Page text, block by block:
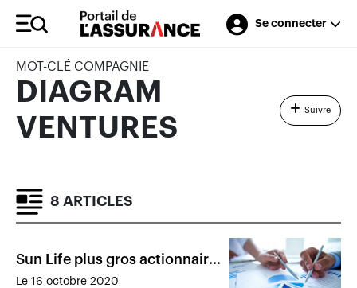
Se connecter
MOT-CLÉ COMPAGNIE
DIAGRAM
VENTURES
Suivre
8 ARTICLES
Sun Life plus gros actionnaire
de Dialogue
Le 16 octobre 2020